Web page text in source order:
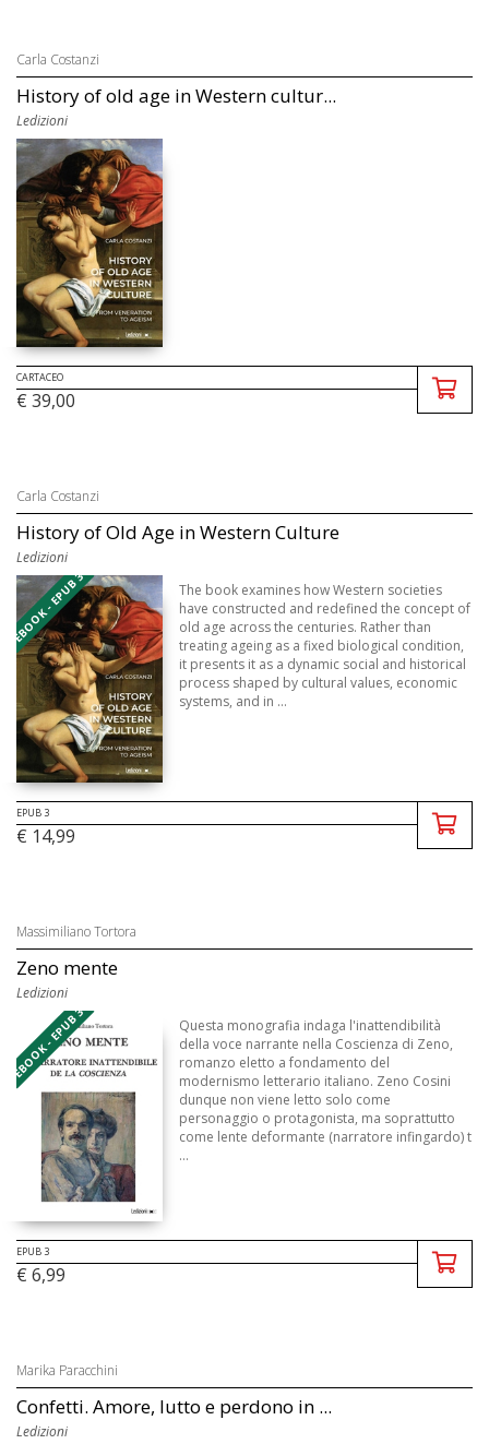
Carla Costanzi
History of old age in Western cultur...
Ledizioni
CARTACEO
€ 39,00
Carla Costanzi
History of Old Age in Western Culture
Ledizioni
EBOOK - EPUB 3
The book examines how Western societies
have constructed and redefined the concept of
old age across the centuries. Rather than
treating ageing as a fixed biological condition,
it presents it as a dynamic social and historical
process shaped by cultural values, economic
systems, and in ...
EPUB 3
€ 14,99
Massimiliano Tortora
Zeno mente
Ledizioni
EBOOK - EPUB 3
Questa monografia indaga l'inattendibilità
della voce narrante nella Coscienza di Zeno,
romanzo eletto a fondamento del
modernismo letterario italiano. Zeno Cosini
dunque non viene letto solo come
personaggio o protagonista, ma soprattutto
come lente deformante (narratore infingardo) t
...
EPUB 3
€ 6,99
Marika Paracchini
Confetti. Amore, lutto e perdono in ...
Ledizioni